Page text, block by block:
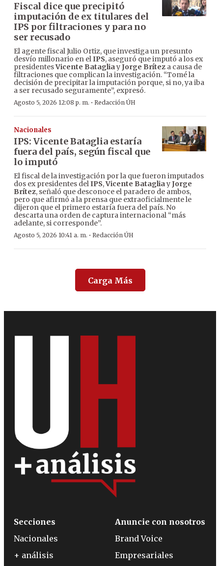
Fiscal dice que precipitó
imputación de ex titulares del
IPS por filtraciones y para no
ser recusado
El agente fiscal Julio Ortiz, que investiga un presunto
desvío millonario en elIPS, aseguró que imputó a los ex
presidentesVicente BatagliayJorge Brítez a causa de
filtraciones que complican la investigación. “Tomé la
decisión de precipitar la imputación porque, si no, ya iba
a ser recusado seguramente”, expresó.
Agosto 5, 2026 12:08 p. m. · Redacción ÚH
Nacionales
IPS: Vicente Bataglia estaría
fuera del país, según fiscal que
lo imputó
El fiscal de la investigación por la que fueron imputados
dos ex presidentes delIPS,Vicente BatagliayJorge
Brítez, señaló que desconoce el paradero de ambos,
pero que afirmó a la prensa que extraoficialmente le
dijeron que el primero estaría fuera del país. No
descarta una orden de captura internacional “más
adelante, si corresponde”.
Agosto 5, 2026 10:41 a. m. · Redacción ÚH
Carga Más
Secciones
Nacionales
+ análisis
Anuncie con nosotros
Brand Voice
Empresariales